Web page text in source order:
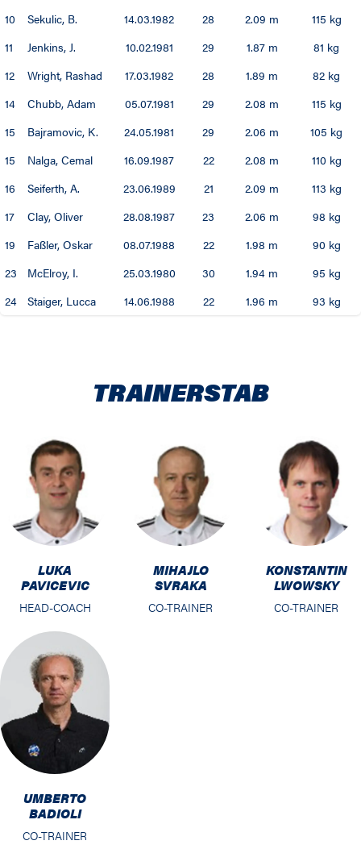
93 / 94
92 / 93
90 / 91
89 / 90
84 / 85
83 / 84
82 / 83
80 / 81
79 / 80
78 / 79
77 / 78
76 / 77
75 / 76
10
Sekulic, B. 14.03.1982 28 2.09 m
115 kg
11
Jenkins, J. 10.02.1981 29 1.87 m
81 kg
12
Wright, Rashad 17.03.1982 28 1.89 m
82 kg
14
Chubb, Adam 05.07.1981 29 2.08 m
115 kg
15
Bajramovic, K. 24.05.1981 29 2.06 m
105 kg
15
Nalga, Cemal 16.09.1987 22 2.08 m
110 kg
16
Seiferth, A. 23.06.1989 21 2.09 m
113 kg
17
Clay, Oliver 28.08.1987 23 2.06 m
98 kg
19
Faßler, Oskar 08.07.1988 22 1.98 m
90 kg
23
McElroy, I. 25.03.1980 30 1.94 m
95 kg
24
Staiger, Lucca 14.06.1988 22 1.96 m 93 kg
TRAINERSTAB
LUKA
PAVICEVIC
HEAD-COACH
MIHAJLO
SVRAKA
CO-TRAINER
KONSTANTIN
LWOWSKY
CO-TRAINER
UMBERTO
BADIOLI
CO-TRAINER